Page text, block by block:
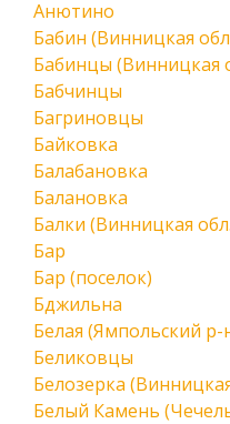
Анютино
Бабин (Винницкая
Бабинцы (Винницкая
Бабчинцы
Багриновцы
Байковка
Балабановка
Балановка
Балки (Винницкая
Бар
Бар (поселок)
Бджильна
Белая (Ямпольский р-
Беликовцы
Белозерка
Белый Камень